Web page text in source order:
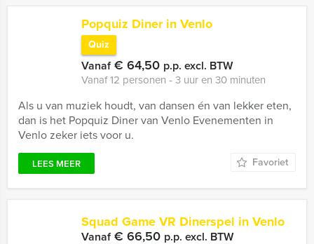
Popquiz Diner in Venlo
Quiz
Vanaf€ 64,50 p.p. excl. BTW
Vanaf 12 personen ‐ 3 uur en 30 minuten
Als u van muziek houdt, van dansen én van lekker eten,
dan is het Popquiz Diner van Venlo Evenementen in
Venlo zeker iets voor u.
LEES MEER Favoriet
Squad Game VR Dinerspel in Venlo
Vanaf€ 66,50 p.p. excl. BTW